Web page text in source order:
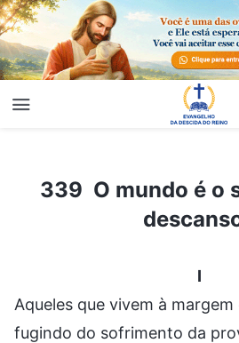
339 O mundo é o seu lugar de
339 O mundo é o
I
Aqueles que vivem à
fugindo do sofrimento da